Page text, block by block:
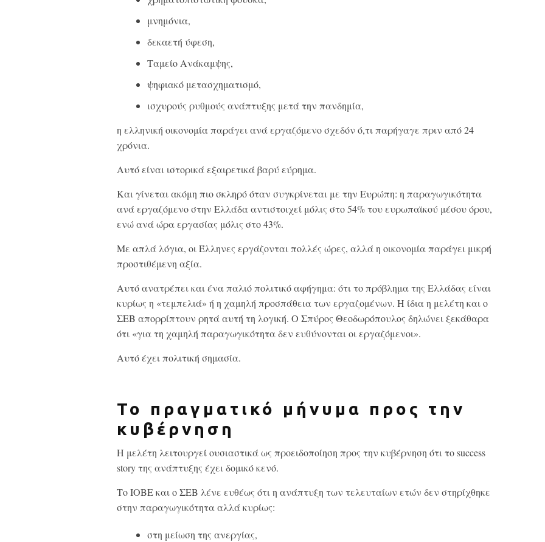
μνημόνια,
δεκαετή ύφεση,
Ταμείο Ανάκαμψης,
ψηφιακό μετασχηματισμό,
ισχυρούς ρυθμούς ανάπτυξης μετά την πανδημία,
η ελληνική οικονομία παράγει ανά εργαζόμενο σχεδόν ό,τι παρήγαγε πριν από 24
χρόνια.
Αυτό είναι ιστορικά εξαιρετικά βαρύ εύρημα.
Και γίνεται ακόμη πιο σκληρό όταν συγκρίνεται με την Ευρώπη: η παραγωγικότητα
ανά εργαζόμενο στην Ελλάδα αντιστοιχεί μόλις στο 54% του ευρωπαϊκού μέσου όρου,
ενώ ανά ώρα εργασίας μόλις στο 43%.
Με απλά λόγια, οι Έλληνες εργάζονται πολλές ώρες, αλλά η οικονομία παράγει μικρή
προστιθέμενη αξία.
Αυτό ανατρέπει και ένα παλιό πολιτικό αφήγημα: ότι το πρόβλημα της Ελλάδας είναι
κυρίως η «τεμπελιά» ή η χαμηλή προσπάθεια των εργαζομένων. Η ίδια η μελέτη και ο
ΣΕΒ απορρίπτουν ρητά αυτή τη λογική. Ο Σπύρος Θεοδωρόπουλος δηλώνει ξεκάθαρα
ότι «για τη χαμηλή παραγωγικότητα δεν ευθύνονται οι εργαζόμενοι».
Αυτό έχει πολιτική σημασία.
Το πραγματικό μήνυμα προς την
κυβέρνηση
Η μελέτη λειτουργεί ουσιαστικά ως προειδοποίηση προς την κυβέρνηση ότι το success
story της ανάπτυξης έχει δομικό κενό.
Το ΙΟΒΕ και ο ΣΕΒ λένε ευθέως ότι η ανάπτυξη των τελευταίων ετών δεν στηρίχθηκε
στην παραγωγικότητα αλλά κυρίως:
στη μείωση της ανεργίας,